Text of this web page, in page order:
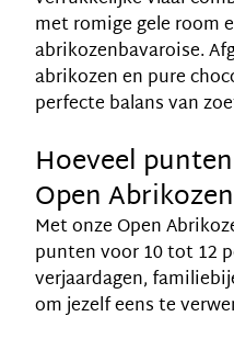
met romige gele room
abrikozenbavaroise.
abrikozen en pure
perfecte balans van
Hoeveel
Open
Met onze Open
punten voor 10 tot 12
verjaardagen,
om jezelf eens te